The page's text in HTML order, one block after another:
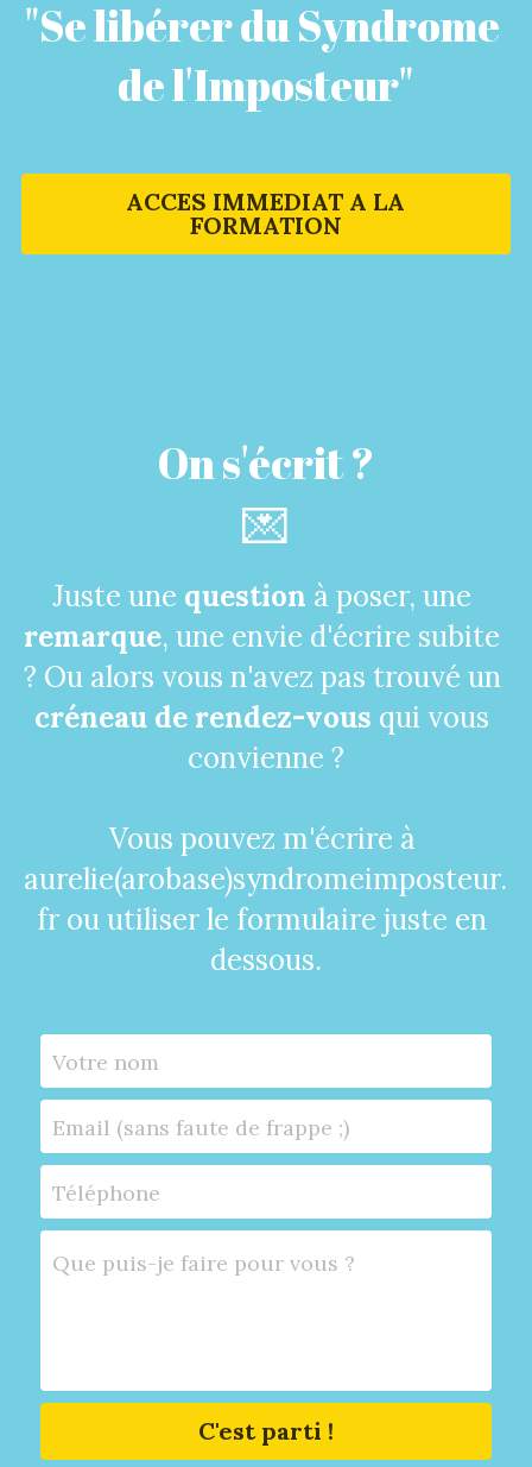
"Se libérer du Syndrome
de l'Imposteur"
ACCES IMMEDIAT A LA
FORMATION
On s'écrit ?
💌
Juste une question
remarque, une envie d'écrire subite
? Ou alors vous n'avez pas trouvé un
créneau de rendez-vous qui vous
convienne ?
Vous pouvez m'écrire à
aurelie(arobase)syndromeimposteur.
fr ou utiliser le formulaire juste en
dessous.
Votre nom
Email (sans faute de frappe ;)
Téléphone
Que puis-je faire pour vous ?
C'est parti !